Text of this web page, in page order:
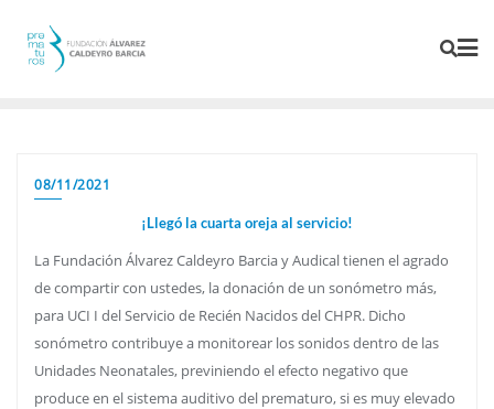
08/11/2021
¡Llegó la cuarta oreja al servicio!
La Fundación Álvarez Caldeyro Barcia y Audical tienen el agrado
de compartir con ustedes, la donación de un sonómetro más,
para UCI I del Servicio de Recién Nacidos del CHPR. Dicho
sonómetro contribuye a monitorear los sonidos dentro de las
Unidades Neonatales, previniendo el efecto negativo que
produce en el sistema auditivo del prematuro, si es muy elevado